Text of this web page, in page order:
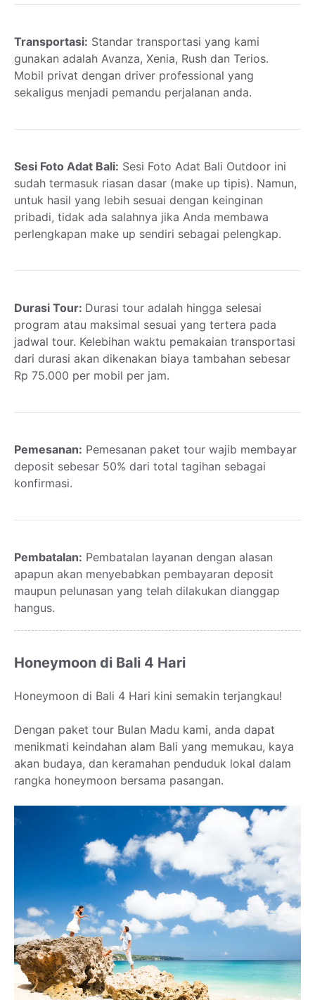
Transportasi: Standar transportasi yang kami
gunakan adalah Avanza, Xenia, Rush dan Terios.
Mobil privat dengan driver professional yang
sekaligus menjadi pemandu perjalanan anda.
Sesi Foto Adat Bali: Sesi Foto Adat Bali Outdoor ini
sudah termasuk riasan dasar (make up tipis). Namun,
untuk hasil yang lebih sesuai dengan keinginan
pribadi, tidak ada salahnya jika Anda membawa
perlengkapan make up sendiri sebagai pelengkap.
Durasi Tour: Durasi tour adalah hingga selesai
program atau maksimal sesuai yang tertera pada
jadwal tour. Kelebihan waktu pemakaian transportasi
dari durasi akan dikenakan biaya tambahan sebesar
Rp 75.000 per mobil per jam.
Pemesanan: Pemesanan paket tour wajib membayar
deposit sebesar 50% dari total tagihan sebagai
konfirmasi.
Pembatalan: Pembatalan layanan dengan alasan
apapun akan menyebabkan pembayaran deposit
maupun pelunasan yang telah dilakukan dianggap
hangus.
Honeymoon di Bali 4 Hari
Honeymoon di Bali 4 Hari kini semakin terjangkau!
Dengan paket tour Bulan Madu kami, anda dapat
menikmati keindahan alam Bali yang memukau, kaya
akan budaya, dan keramahan penduduk lokal dalam
rangka honeymoon bersama pasangan.